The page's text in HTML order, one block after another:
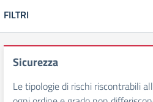
FILTRI
Sicurezza
Le tipologie di rischi riscontrabili